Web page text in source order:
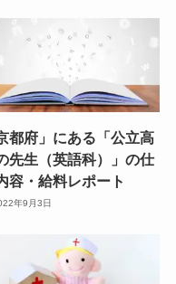
都府」にある「公立高
先生（英語科）」の仕
容・給料レポート
年9月3日